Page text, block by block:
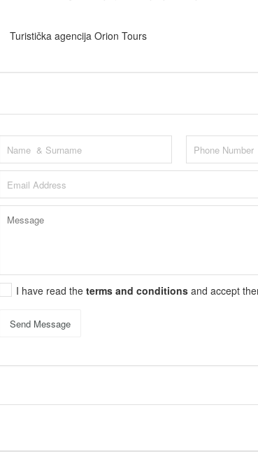
Turistička agencija Orion Tours
I have read the terms and conditions and accept
Send Message